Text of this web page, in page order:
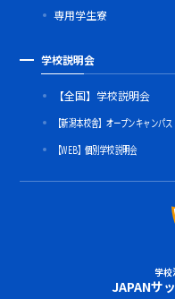
専用学生寮
学校説明会
【全国】学校説明会
【新潟本校舎】オープンキャンパス
【WEB】個別学校説明会
学校
JAPANサ